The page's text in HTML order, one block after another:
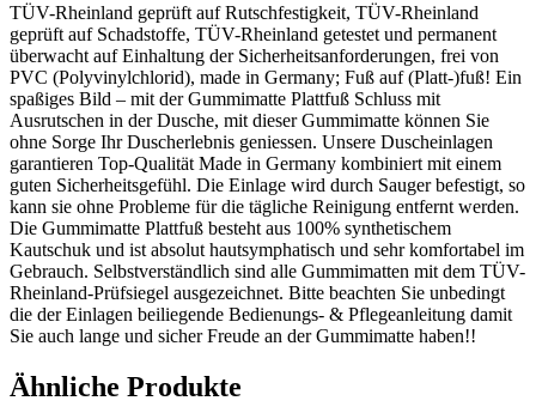
TÜV-Rheinland geprüft auf Rutschfestigkeit, TÜV-Rheinland
geprüft auf Schadstoffe, TÜV-Rheinland getestet und permanent
überwacht auf Einhaltung der Sicherheitsanforderungen, frei von
PVC (Polyvinylchlorid), made in Germany; Fuß auf (Platt-)fuß! Ein
spaßiges Bild – mit der Gummimatte Plattfuß Schluss mit
Ausrutschen in der Dusche, mit dieser Gummimatte können Sie
ohne Sorge Ihr Duscherlebnis geniessen. Unsere Duscheinlagen
garantieren Top-Qualität Made in Germany kombiniert mit einem
guten Sicherheitsgefühl. Die Einlage wird durch Sauger befestigt, so
kann sie ohne Probleme für die tägliche Reinigung entfernt werden.
Die Gummimatte Plattfuß besteht aus 100% synthetischem
Kautschuk und ist absolut hautsymphatisch und sehr komfortabel im
Gebrauch. Selbstverständlich sind alle Gummimatten mit dem TÜV-
Rheinland-Prüfsiegel ausgezeichnet. Bitte beachten Sie unbedingt
die der Einlagen beiliegende Bedienungs- & Pflegeanleitung damit
Sie auch lange und sicher Freude an der Gummimatte haben!!
Ähnliche Produkte